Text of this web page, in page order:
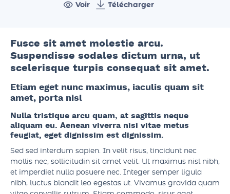
Fusce sit amet molestie arcu.
Suspendisse sodales dictum urna, ut
scelerisque turpis consequat sit amet.
Etiam eget nunc maximus, iaculis quam sit
amet, porta nisl
Nulla tristique arcu quam, at sagittis neque
aliquam eu. Aenean viverra nisi vitae metus
feugiat, eget dignissim est dignissim.
Sed sed interdum sapien. In velit risus, tincidunt nec
mollis nec, sollicitudin sit amet velit. Ut maximus nisl nibh,
et imperdiet nulla posuere nec. Integer semper ligula